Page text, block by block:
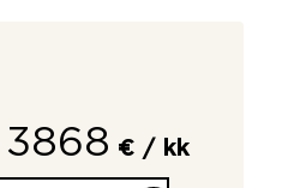
3868 € / kk